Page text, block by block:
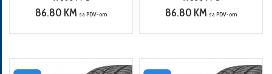
86.80 KM sa PDV-om 86.80 KM sa PDV-om